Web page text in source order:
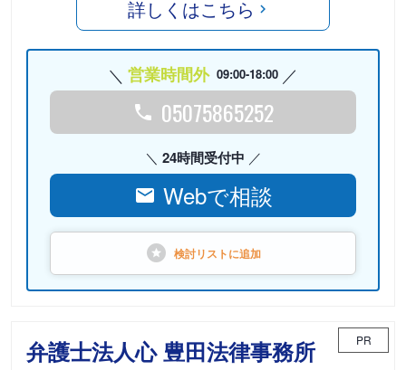
詳しくはこちら
営業時間外 09:00-18:00
05075865252
24時間受付中
Webで相談
検討リストに追加
弁護士法人心 豊田法律事務所 PR